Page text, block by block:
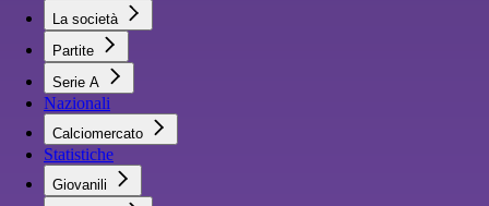
La società
Partite
Serie A
Nazionali
Calciomercato
Statistiche
Giovanili